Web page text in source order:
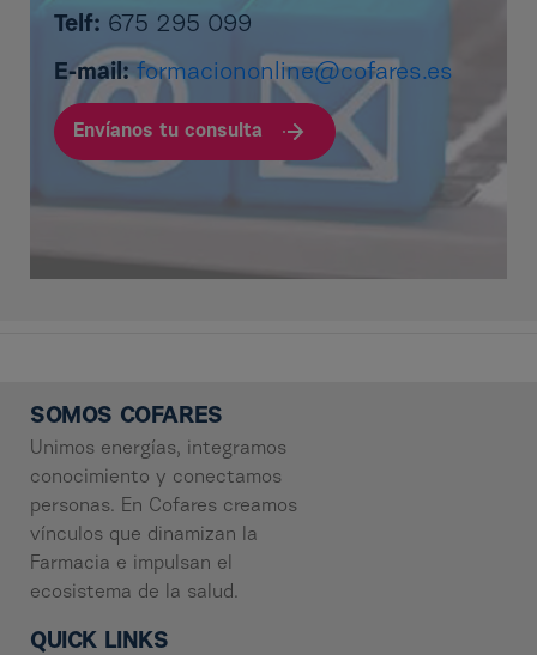
Telf: 675 295 099
E-mail: formaciononline@cofares.es
Envíanos tu consulta
SOMOS COFARES
Unimos energías, integramos
conocimiento y conectamos
personas. En Cofares creamos
vínculos que dinamizan la
Farmacia e impulsan el
ecosistema de la salud.
QUICK LINKS